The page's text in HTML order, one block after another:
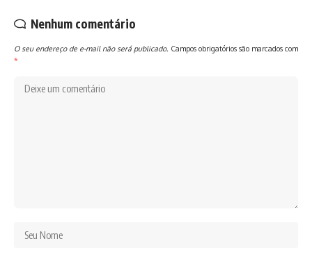
Nenhum comentário
O seu endereço de e-mail não será publicado. Campos obrigatórios são marcados com
*